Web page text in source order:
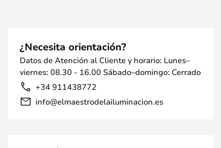
¿Necesita orientación?
Datos de Atención al Cliente y horario: Lunes–
viernes: 08.30 - 16.00 Sábado–domingo: Cerrado
+34 911438772
info@elmaestrodelailuminacion.es